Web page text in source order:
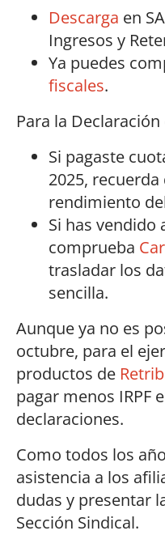
Descarga en
Ingresos y
Ya puedes
fiscales.
Para la Declaración
Si pagaste
2025,
rendimiento
Si has vendido
comprueba
trasladar los
sencilla.
Aunque ya no es
octubre, para el
productos de
pagar menos IRPF
declaraciones.
Como todos los
asistencia a los
dudas y presentar
Sección Sindical.